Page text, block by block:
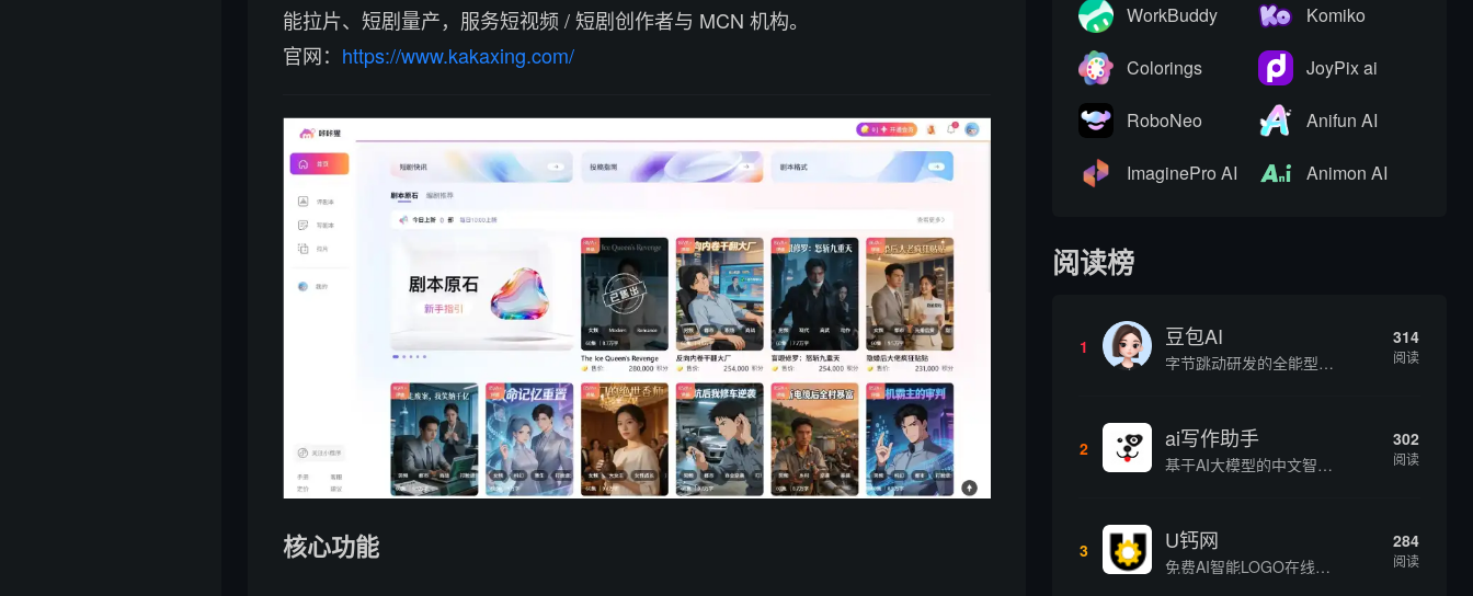
能拉片、短剧量产，服务短视频 / 短剧创作者与 MCN 机构。
官网： https://www.kakaxing.com/
核心功能
WorkBuddy Komiko
Colorings JoyPix ai
RoboNeo Anifun AI
ImaginePro AI Animon AI
阅读榜
1 豆包AI
字节跳动研发的全能型AI智能助手，提供智能对话、知识问答、内容创作、学习办公等一站式AI服务
314
阅读
2 ai写作助手
基于AI大模型的中文智能写作工具，面向学生、自媒体、职场人士提供一站式文本创作服务 核心定位 AI写作助手是依托人工智能技术打造的创作辅助平台，专注中文文本生成与优化，帮助用户快速完成各类文案、文章、论文等内容创作，提升写作效率 核心功能 ...
302
阅读
3 U钙网
免费AI智能LOGO在线设计制作平台
284
阅读